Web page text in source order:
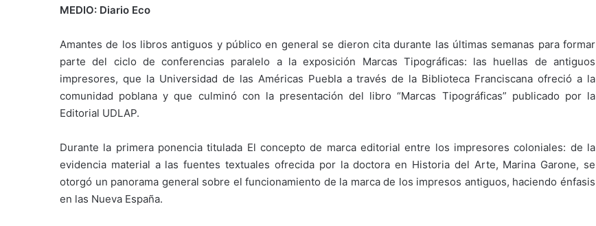
MEDIO: Diario Eco
Amantes de los libros antiguos y público en general se dieron cita durante las últimas semanas para formar
parte del ciclo de conferencias paralelo a la exposición Marcas Tipográficas: las huellas de antiguos
impresores, que la Universidad de las Américas Puebla a través de la Biblioteca Franciscana ofreció a la
comunidad poblana y que culminó con la presentación del libro “Marcas Tipográficas” publicado por la
Editorial UDLAP.
Durante la primera ponencia titulada El concepto de marca editorial entre los impresores coloniales: de la
evidencia material a las fuentes textuales ofrecida por la doctora en Historia del Arte, Marina Garone, se
otorgó un panorama general sobre el funcionamiento de la marca de los impresos antiguos, haciendo énfasis
en las Nueva España.